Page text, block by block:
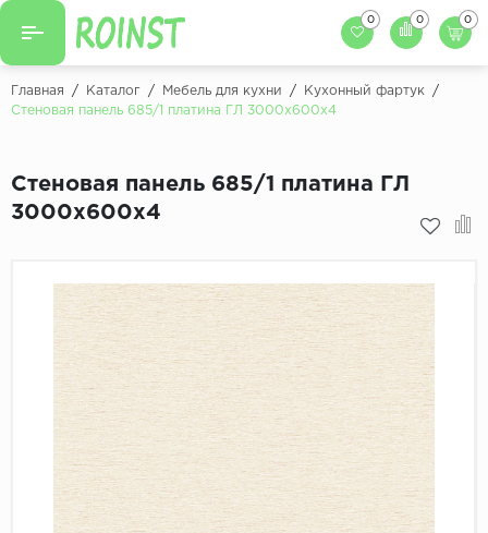
Назад Назад
Кухонный фартук
Декоры фасадов
Декоры кухонных фартуков
Декоры ЛДСП для мебели
Декоры обоев под мебель
0 0 0
Главная / Каталог / Мебель для кухни / Кухонный фартук
/
Стеновая панель 685/1 платина ГЛ 3000х600х4
Стеновая панель 685/1 платина ГЛ
3000х600х4